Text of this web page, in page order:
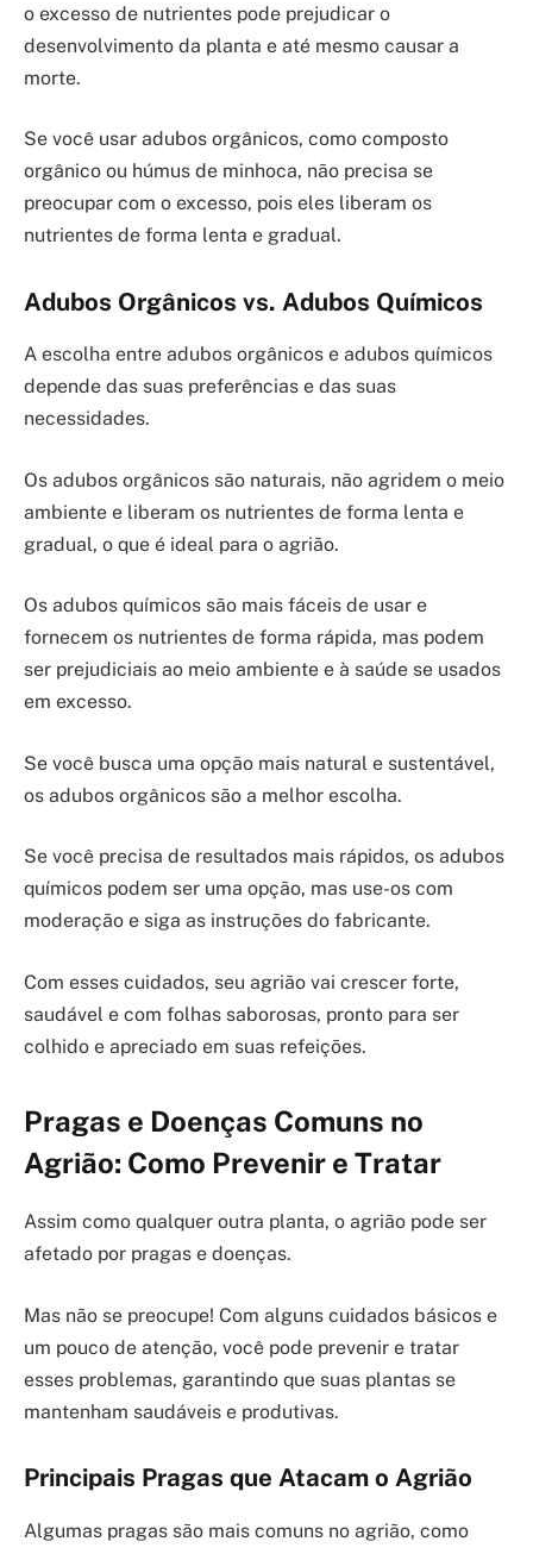
o excesso de nutrientes pode prejudicar o
desenvolvimento da planta e até mesmo causar a
morte.
Se você usar adubos orgânicos, como composto
orgânico ou húmus de minhoca, não precisa se
preocupar com o excesso, pois eles liberam os
nutrientes de forma lenta e gradual.
Adubos Orgânicos vs. Adubos Químicos
A escolha entre adubos orgânicos e adubos químicos
depende das suas preferências e das suas
necessidades.
Os adubos orgânicos são naturais, não agridem o meio
ambiente e liberam os nutrientes de forma lenta e
gradual, o que é ideal para o agrião.
Os adubos químicos são mais fáceis de usar e
fornecem os nutrientes de forma rápida, mas podem
ser prejudiciais ao meio ambiente e à saúde se usados
em excesso.
Se você busca uma opção mais natural e sustentável,
os adubos orgânicos são a melhor escolha.
Se você precisa de resultados mais rápidos, os adubos
químicos podem ser uma opção, mas use-os com
moderação e siga as instruções do fabricante.
Com esses cuidados, seu agrião vai crescer forte,
saudável e com folhas saborosas, pronto para ser
colhido e apreciado em suas refeições.
Pragas e Doenças Comuns no
Agrião: Como Prevenir e Tratar
Assim como qualquer outra planta, o agrião pode ser
afetado por pragas e doenças.
Mas não se preocupe! Com alguns cuidados básicos e
um pouco de atenção, você pode prevenir e tratar
esses problemas, garantindo que suas plantas se
mantenham saudáveis e produtivas.
Principais Pragas que Atacam o Agrião
Algumas pragas são mais comuns no agrião, como